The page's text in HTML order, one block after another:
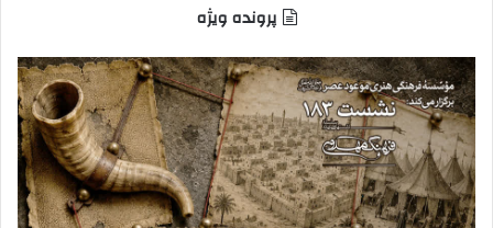
پرونده ویژه